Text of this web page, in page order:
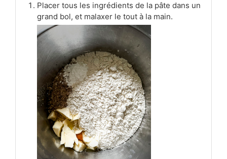
Placer tous les ingrédients de la pâte dans un
grand bol, et malaxer le tout à la main.